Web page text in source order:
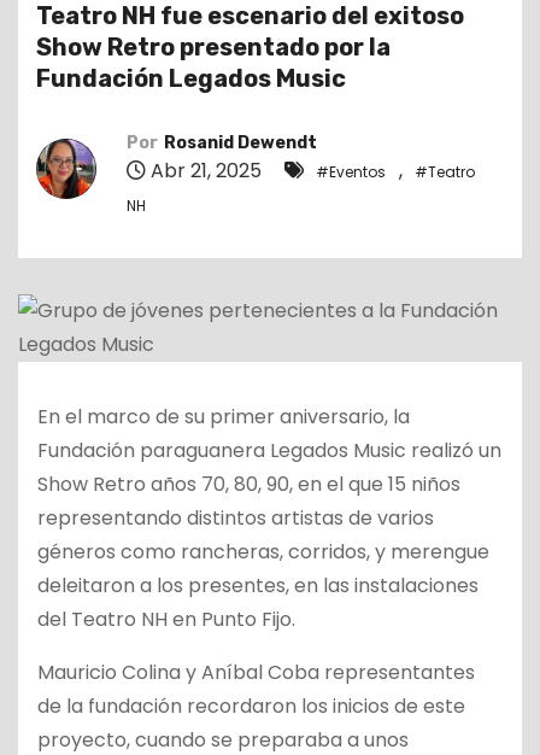
Teatro NH fue escenario del exitoso
Show Retro presentado por la
Fundación Legados Music
Por Rosanid Dewendt
Abr 21, 2025 #Eventos ,
#Teatro
NH
En el marco de su primer aniversario, la
Fundación paraguanera Legados Music realizó un
Show Retro años 70, 80, 90, en el que 15 niños
representando distintos artistas de varios
géneros como rancheras, corridos, y merengue
deleitaron a los presentes, en las instalaciones
del Teatro NH en Punto Fijo.
Mauricio Colina y Aníbal Coba representantes
de la fundación recordaron los inicios de este
proyecto, cuando se preparaba a unos